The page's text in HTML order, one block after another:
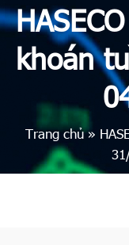
khoán
Trang chủ»